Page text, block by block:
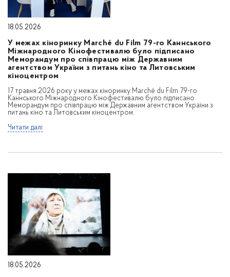
18.05.2026
У межах кіноринку Marché du Film 79-го Каннського
Міжнародного Кінофестивалю було підписано
Меморандум про співпрацю між Державним
агентством України з питань кіно та Литовським
кіноцентром
17 травня 2026 року у межах кіноринку Marché du Film 79-го
Каннського Міжнародного Кінофестивалю було підписано
Меморандум про співпрацю між Державним агентством України з
питань кіно та Литовським кіноцентром.
Читати далі
18.05.2026